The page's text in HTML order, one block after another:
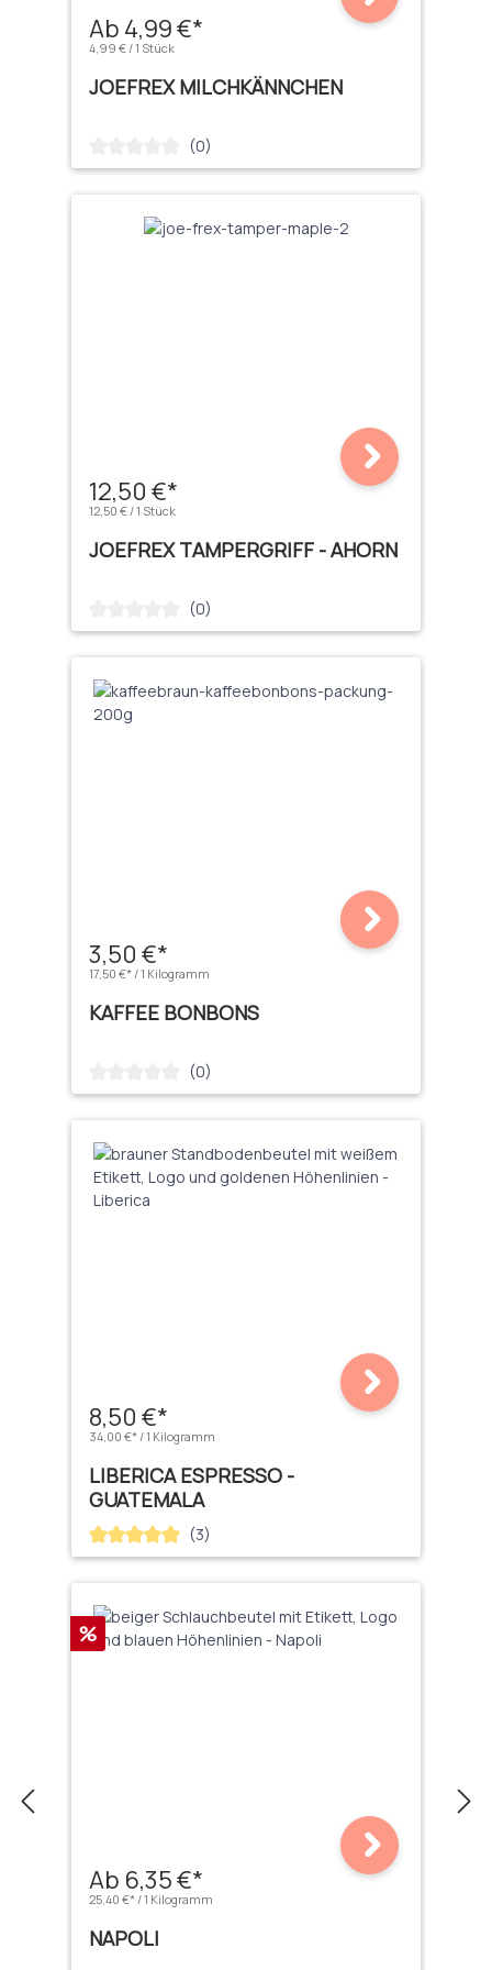
Ab 4,99 €*
4,99 € / 1 Stück
JOEFREX MILCHKÄNNCHEN
Durchschnittliche Bewertung von 0 von 5 Sternen
(0)
12,50 €*
12,50 € / 1 Stück
JOEFREX TAMPERGRIFF - AHORN
Durchschnittliche Bewertung von 0 von 5 Sternen
(0)
3,50 €*
17,50 €* / 1 Kilogramm
KAFFEE BONBONS
Durchschnittliche Bewertung von 0 von 5 Sternen
(0)
8,50 €*
34,00 €* / 1 Kilogramm
LIBERICA ESPRESSO -
GUATEMALA
Durchschnittliche Bewertung von 5 von 5 Sternen
(3)
Rabatt
%
Ab 6,35 €*
25,40 €* / 1 Kilogramm
NAPOLI